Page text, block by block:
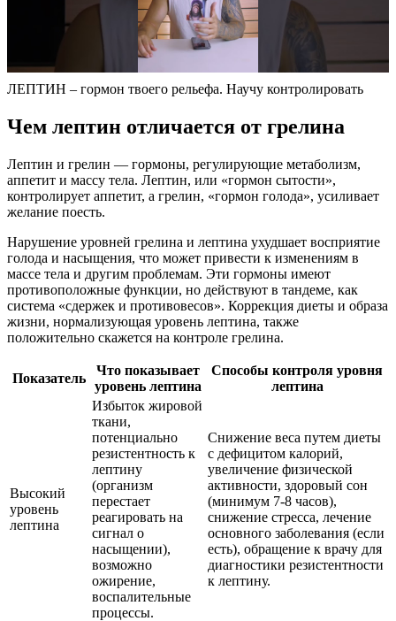
ЛЕПТИН – гормон твоего рельефа. Научу контролировать
Чем лептин отличается от грелина
Лептин и грелин — гормоны, регулирующие метаболизм,
аппетит и массу тела. Лептин, или «гормон сытости»,
контролирует аппетит, а грелин, «гормон голода», усиливает
желание поесть.
Нарушение уровней грелина и лептина ухудшает восприятие
голода и насыщения, что может привести к изменениям в
массе тела и другим проблемам. Эти гормоны имеют
противоположные функции, но действуют в тандеме, как
система «сдержек и противовесов». Коррекция диеты и образа
жизни, нормализующая уровень лептина, также
положительно скажется на контроле грелина.
Показатель
Что показывает
уровень лептина
Способы контроля уровня
лептина
Высокий
уровень
лептина
Избыток жировой
ткани,
потенциально
резистентность к
лептину
(организм
перестает
реагировать на
сигнал о
насыщении),
возможно
ожирение,
воспалительные
процессы.
Снижение веса путем диеты
с дефицитом калорий,
увеличение физической
активности, здоровый сон
(минимум 7-8 часов),
снижение стресса, лечение
основного заболевания (если
есть), обращение к врачу для
диагностики резистентности
к лептину.